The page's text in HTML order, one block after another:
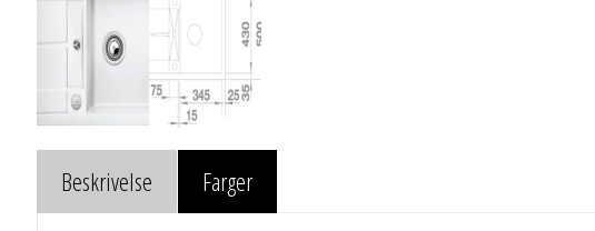
Beskrivelse Farger